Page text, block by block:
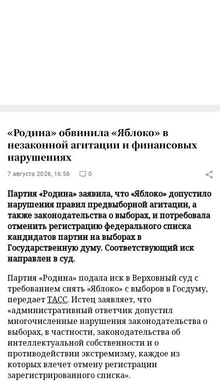
«Родина» обвинила «Яблоко» в
незаконной агитации и финансовых
нарушениях
7 августа 2026, 16:56 0
Партия «Родина» заявила, что «Яблоко» допустило
нарушения правил предвыборной агитации, а
также законодательства о выборах, и потребовала
отменить регистрацию федерального списка
кандидатов партии на выборах в
Государственную думу. Соответствующий иск
направлен в суд.
Партия «Родина» подала иск в Верховный суд с
требованием снять «Яблоко» с выборов в Госдуму,
передаетТАСС. Истец заявляет, что
«административный ответчик допустил
многочисленные нарушения законодательства о
выборах, в частности, законодательства об
интеллектуальной собственности и о
противодействии экстремизму, каждое из
которых влечет отмену регистрации
зарегистрированного списка».